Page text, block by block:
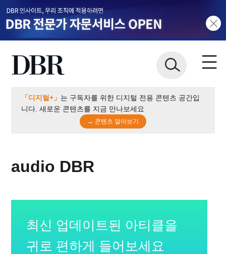
「디지털+」 는 구독자를 위한 디지털 전용 콘텐츠 공간입
니다. 새로운 콘텐츠를 지금 만나보세요
→ 콘텐츠 알아보기
audio DBR
최신 업데이트된 아티클을
귀로 편하게 들어보세요